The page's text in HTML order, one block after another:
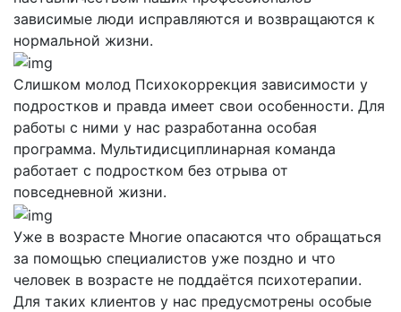
зависимые люди исправляются и возвращаются к
нормальной жизни.
Слишком молод Психокоррекция зависимости у
подростков и правда имеет свои особенности. Для
работы с ними у нас разработанна особая
программа. Мультидисциплинарная команда
работает с подростком без отрыва от
повседневной жизни.
Уже в возрасте Многие опасаются что обращаться
за помощью специалистов уже поздно и что
человек в возрасте не поддаётся психотерапии.
Для таких клиентов у нас предусмотрены особые